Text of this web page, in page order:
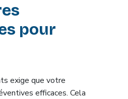
pour
exige que votre
efficaces. Cela